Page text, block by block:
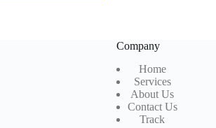
Company
Home
Services
About Us
Contact Us
Track